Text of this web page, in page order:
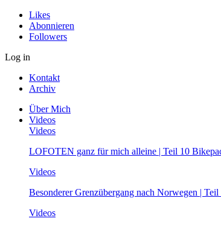
Likes
Abonnieren
Followers
Log in
Kontakt
Archiv
Über Mich
Videos
Videos
LOFOTEN ganz für mich alleine | Teil 10
Videos
Besonderer Grenzübergang nach Norwegen |
Videos